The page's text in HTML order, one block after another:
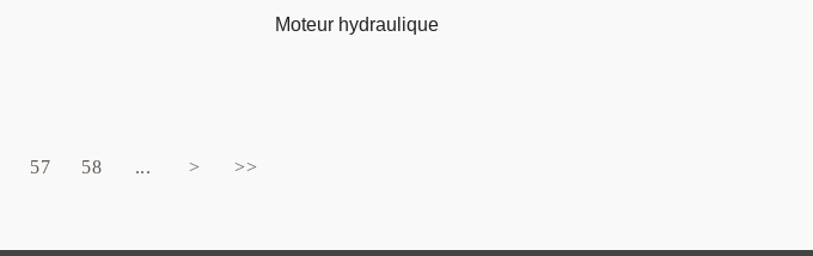
Moteur hydraulique
57 58 ... > >>